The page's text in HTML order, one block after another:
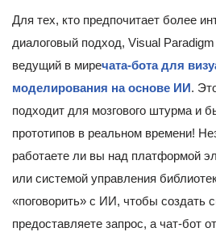
Для тех, кто предпочитает более
диалоговый подход, Visual
ведущий в миречата-бота для
моделирования на основе ИИ.
подходит для мозгового штурма и
прототипов в реальном времени!
работаете ли вы над платформой
или системой управления
«поговорить» с ИИ, чтобы создать
предоставляете запрос, а чат-бот